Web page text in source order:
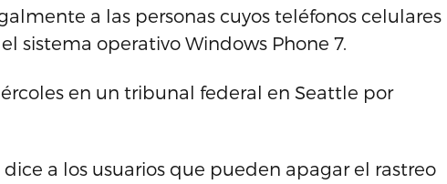
a las personas cuyos teléfonos celulares
sistema operativo Windows Phone 7.
en un tribunal federal en Seattle por
a los usuarios que pueden apagar el rastreo